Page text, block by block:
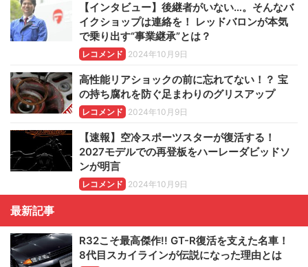
【インタビュー】後継者がいない…。そんなバ
イクショップは連絡を！ レッドバロンが本気
で乗り出す“事業継承”とは？
レコメンド 2024年10月9日
高性能リアショックの前に忘れてない！？ 宝
の持ち腐れを防ぐ足まわりのグリスアップ
レコメンド 2024年10月9日
【速報】空冷スポーツスターが復活する！
2027モデルでの再登板をハーレーダビッドソ
ンが明言
レコメンド 2024年10月9日
最新記事
R32こそ最高傑作!! GT-R復活を支えた名車！
8代目スカイラインが伝説になった理由とは